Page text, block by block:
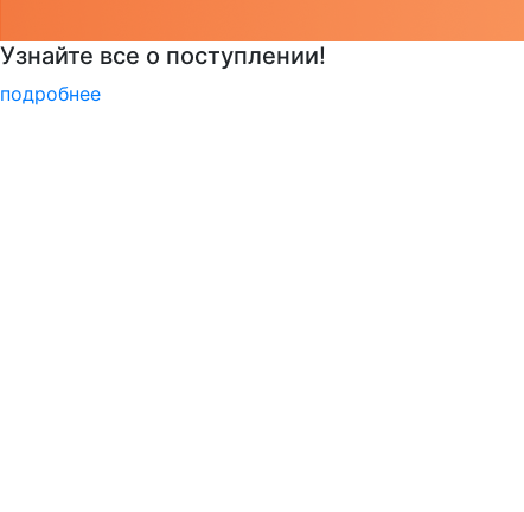
Узнать больше о музейных экспонатах и
подробнее